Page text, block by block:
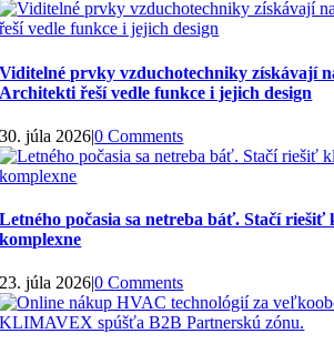
Viditelné prvky vzduchotechniky získávají
Architekti řeší vedle funkce i jejich design
30. júla 2026|0 Comments
Letného počasia sa netreba báť. Stačí riešiť
komplexne
23. júla 2026|0 Comments